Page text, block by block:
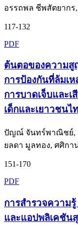
อรรถพล ชีพสัตยาก
117-132
PDF
ต้นตอของความสู
การป้องกันที่ล้มเ
การบาดเจ็บและ
เด็กและเยาวชนไ
ปัญณ์ จันทร์พาณิชย์,
ยลดา มูลทอง, ศศิกา
151-170
PDF
การสำรวจความ
และแอปพลิเคชัน